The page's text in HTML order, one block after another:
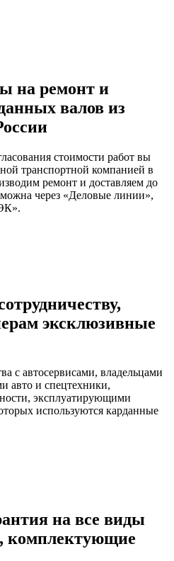
на ремонт и
валов из
стоимости работ вы
транспортной компанией в
ремонт и доставляем до
через «Деловые линии»,
эксклюзивные
с автосервисами, владельцами
авто и спецтехники,
эксплуатирующими
используются карданные
на все виды
комплектующие